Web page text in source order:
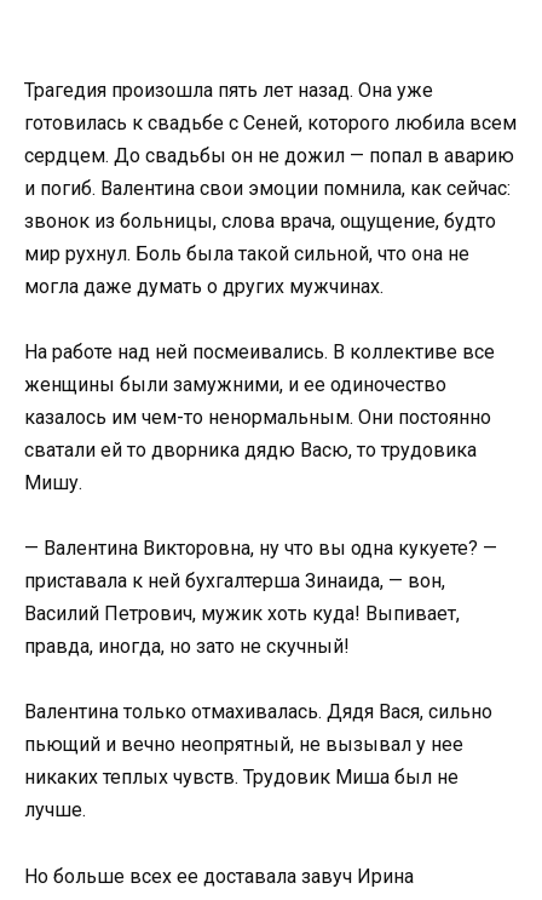
Трагедия произошла пять лет назад. Она уже
готовилась к свадьбе с Сеней, которого любила всем
сердцем. До свадьбы он не дожил — попал в аварию
и погиб. Валентина свои эмоции помнила, как сейчас:
звонок из больницы, слова врача, ощущение, будто
мир рухнул. Боль была такой сильной, что она не
могла даже думать о других мужчинах.
На работе над ней посмеивались. В коллективе все
женщины были замужними, и ее одиночество
казалось им чем-то ненормальным. Они постоянно
сватали ей то дворника дядю Васю, то трудовика
Мишу.
— Валентина Викторовна, ну что вы одна кукуете? —
приставала к ней бухгалтерша Зинаида, — вон,
Василий Петрович, мужик хоть куда! Выпивает,
правда, иногда, но зато не скучный!
Валентина только отмахивалась. Дядя Вася, сильно
пьющий и вечно неопрятный, не вызывал у нее
никаких теплых чувств. Трудовик Миша был не
лучше.
Но больше всех ее доставала завуч Ирина